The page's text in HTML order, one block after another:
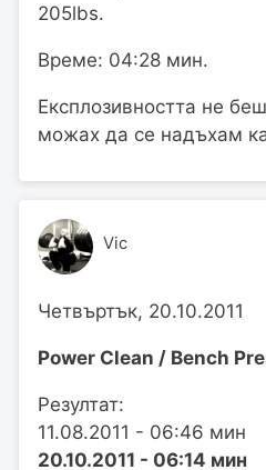
205lbs.
Време: 04:28 мин.
Експлозивността не
можах да се надъхам
Vic
Четвъртък, 20.10.2011
Power Clean / Bench
Резултат:
11.08.2011 - 06:46 мин
20.10.2011 - 06:14 мин